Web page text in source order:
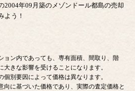
2004年09月築のメゾンドール都島の売却
よう！
ョン内であっても、専有面積、間取り、階
きな影響を受けることになります。
個別要因によって価格は異なります。
向に基づいた価格であり、実際の査定価格と